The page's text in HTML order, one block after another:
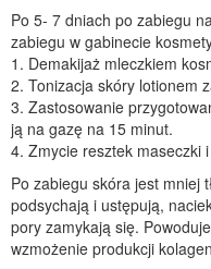
Po 5- 7 dniach po zabiegu
zabiegu w gabinecie
1. Demakijaż mleczkiem
2. Tonizacja skóry lotionem
3. Zastosowanie
ją na gazę na 15 minut.
4. Zmycie resztek maseczki
Po zabiegu skóra jest mniej
podsychają i ustępują,
pory zamykają się.
wzmożenie produkcji